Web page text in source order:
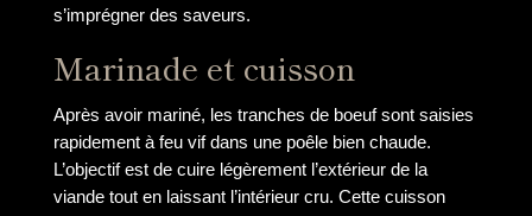
s’imprégner des saveurs.
Marinade et cuisson
Après avoir mariné, les tranches de boeuf sont saisies
rapidement à feu vif dans une poêle bien chaude.
L’objectif est de cuire légèrement l’extérieur de la
viande tout en laissant l’intérieur cru. Cette cuisson